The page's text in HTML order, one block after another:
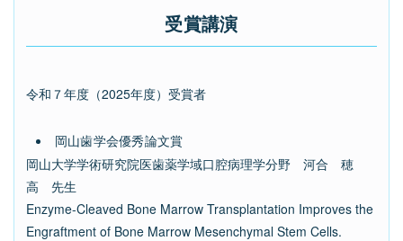
受賞講演
令和７年度（2025年度）受賞者
岡山歯学会優秀論文賞
岡山大学学術研究院医歯薬学域口腔病理学分野 河合 穂
高 先生
Enzyme-Cleaved Bone Marrow Transplantation Improves the
Engraftment of Bone Marrow Mesenchymal Stem Cells.